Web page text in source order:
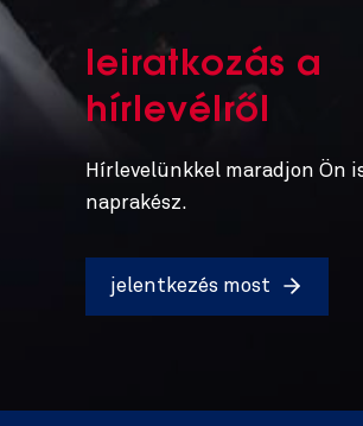
leiratkozás a
hírlevélről
Hírlevelünkkel maradjon Ön
naprakész.
jelentkezés most